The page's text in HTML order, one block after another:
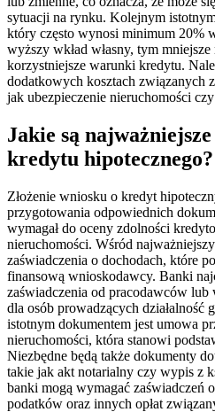
sytuacji na rynku. Kolejnym
który często wynosi minimum 20%
wyższy wkład własny, tym
korzystniejsze warunki kredytu.
dodatkowych kosztach związanych
jak ubezpieczenie nieruchomości
Jakie są
kredytu hipotecznego?
Złożenie wniosku o kredyt
przygotowania odpowiednich
wymagał do oceny zdolności
nieruchomości. Wśród
zaświadczenia o dochodach, które
finansową wnioskodawcy. Banki
zaświadczenia od pracodawców
dla osób prowadzących działalność
istotnym dokumentem jest umowa
nieruchomości, która stanowi
Niezbędne będą także dokumenty
takie jak akt notarialny czy wypis z
banki mogą wymagać zaświadczeń
podatków oraz innych opłat